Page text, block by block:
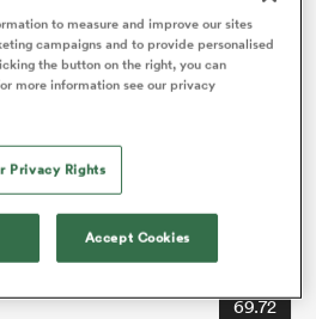
78.69
69.72
to measure and improve our sites
campaigns and to provide personalised
the button on the right, you can
more information see our privacy
Privacy Rights
Accept Cookies